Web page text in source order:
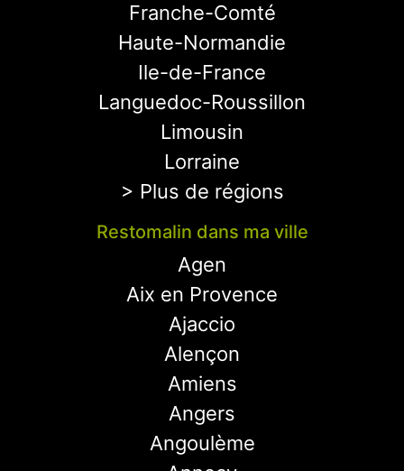
Franche-Comté
Haute-Normandie
Ile-de-France
Languedoc-Roussillon
Limousin
Lorraine
> Plus de régions
Restomalin dans ma ville
Agen
Aix en Provence
Ajaccio
Alençon
Amiens
Angers
Angoulème